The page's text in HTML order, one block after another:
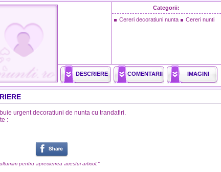
Categorii:
Cereri decoratiuni nunta
Cereri nunti
DESCRIERE COMENTARII IMAGINI
urgent decoratiuni de nunta cu trandafiri.
:
pentru aprecierrea acestui articol."